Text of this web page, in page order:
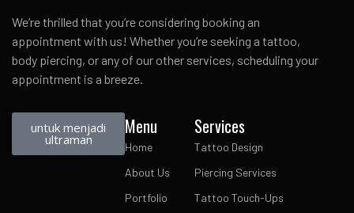
We’re thrilled that you’re considering booking an
appointment with us! Whether you’re seeking a tattoo,
body piercing, or any of our other services, scheduling your
appointment is a breeze.
untuk menjadi
ultraman
Menu
Home
About Us
Portfolio
Services
Tattoo Design
Piercing Services
Tattoo Touch-Ups